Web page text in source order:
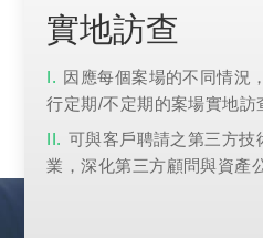
實地訪查
因應每個案場的不同情況
行定期/不定期的案場實地訪
可與客戶聘請之第三方
業，深化第三方顧問與資產